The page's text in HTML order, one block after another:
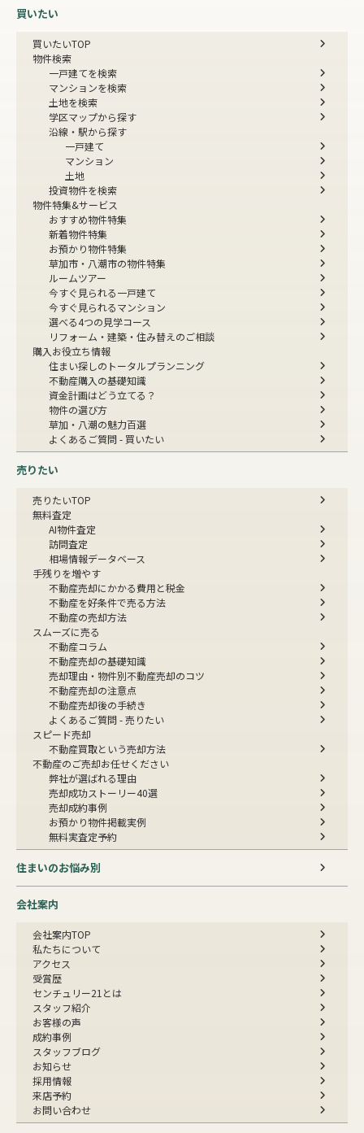
買いたい
買いたいTOP
物件検索
一戸建てを検索
マンションを検索
土地を検索
学区マップから探す
沿線・駅から探す
一戸建て
マンション
土地
投資物件を検索
物件特集&サービス
おすすめ物件特集
新着物件特集
お預かり物件特集
草加市・八潮市の物件特集
ルームツアー
今すぐ見られる一戸建て
今すぐ見られるマンション
選べる4つの見学コース
リフォーム・建築・住み替えのご相談
購入お役立ち情報
住まい探しのトータルプランニング
不動産購入の基礎知識
資金計画はどう立てる？
物件の選び方
草加・八潮の魅力百選
よくあるご質問 - 買いたい
売りたい
売りたいTOP
無料査定
AI物件査定
訪問査定
相場情報データベース
手残りを増やす
不動産売却にかかる費用と税金
不動産を好条件で売る方法
不動産の売却方法
スムーズに売る
不動産コラム
不動産売却の基礎知識
売却理由・物件別不動産売却のコツ
不動産売却の注意点
不動産売却後の手続き
よくあるご質問 - 売りたい
スピード売却
不動産買取という売却方法
不動産のご売却お任せください
弊社が選ばれる理由
売却成功ストーリー40選
売却成約事例
お預かり物件掲載実例
無料実査定予約
住まいのお悩み別
会社案内
会社案内TOP
私たちについて
アクセス
受賞歴
センチュリー21とは
スタッフ紹介
お客様の声
成約事例
スタッフブログ
お知らせ
採用情報
来店予約
お問い合わせ